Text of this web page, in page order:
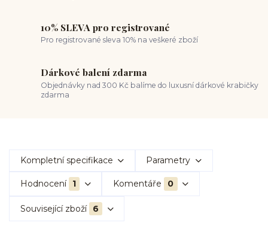
10% SLEVA pro registrované
Pro registrované sleva 10% na veškeré zboží
Dárkové balení zdarma
Objednávky nad 300 Kč balíme do luxusní dárkové krabičky
zdarma
Kompletní specifikace Parametry
Hodnocení 1 Komentáře 0
Související zboží 6